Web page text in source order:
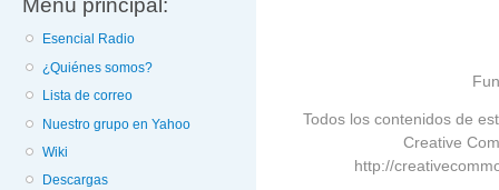
Esencial Radio
¿Quiénes somos?
Lista de correo
Nuestro grupo en Yahoo
Wiki
Descargas
Todos los contenidos de
Creative
http://